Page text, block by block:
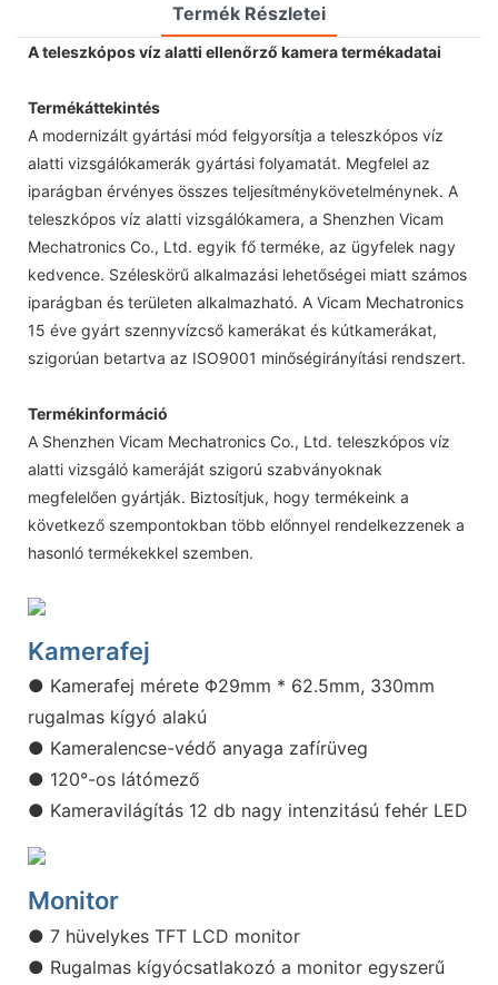
Termék Részletei
A teleszkópos víz alatti ellenőrző kamera termékadatai
Termékáttekintés
A modernizált gyártási mód felgyorsítja a teleszkópos víz
alatti vizsgálókamerák gyártási folyamatát. Megfelel az
iparágban érvényes összes teljesítménykövetelménynek. A
teleszkópos víz alatti vizsgálókamera, a Shenzhen Vicam
Mechatronics Co., Ltd. egyik fő terméke, az ügyfelek nagy
kedvence. Széleskörű alkalmazási lehetőségei miatt számos
iparágban és területen alkalmazható. A Vicam Mechatronics
15 éve gyárt szennyvízcső kamerákat és kútkamerákat,
szigorúan betartva az ISO9001 minőségirányítási rendszert.
Termékinformáció
A Shenzhen Vicam Mechatronics Co., Ltd. teleszkópos víz
alatti vizsgáló kameráját szigorú szabványoknak
megfelelően gyártják. Biztosítjuk, hogy termékeink a
következő szempontokban több előnnyel rendelkezzenek a
hasonló termékekkel szemben.
Kamerafej
● Kamerafej mérete Φ29mm * 62.5mm, 330mm
rugalmas kígyó alakú
● Kameralencse-védő anyaga zafírüveg
● 120°-os látómező
● Kameravilágítás 12 db nagy intenzitású fehér LED
Monitor
● 7 hüvelykes TFT LCD monitor
● Rugalmas kígyócsatlakozó a monitor egyszerű